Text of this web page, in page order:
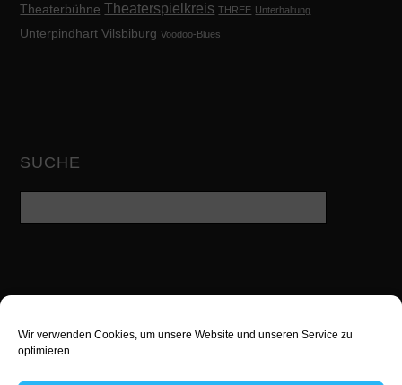
Wir verwenden Cookies, um unsere Website und unseren Service zu
optimieren.
Theaterbühne Theaterspielkreis THREE Unterhaltung
Unterpindhart Vilsbiburg Voodoo-Blues
SUCHE
Twitter Facebook Google